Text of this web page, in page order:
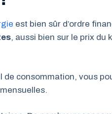
est bien sûr d’ordre
, aussi bien sur le prix du
consommation, vous